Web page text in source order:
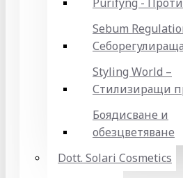
Sebum
Styling World –
Стилизиращи
Боядисване и
обезцветяване
Dott. Solari Cosmetics